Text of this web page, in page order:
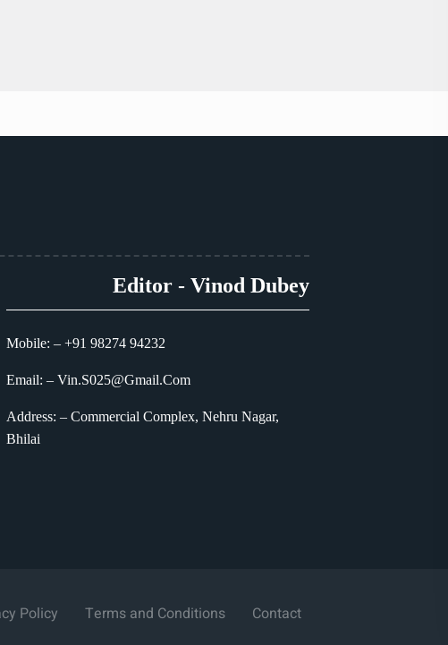
Editor - Vinod Dubey
Mobile: – +91 98274 94232
Email: – Vin.S025@Gmail.Com
Address: – Commercial Complex, Nehru Nagar,
Bhilai
Policy Terms and Conditions Contact